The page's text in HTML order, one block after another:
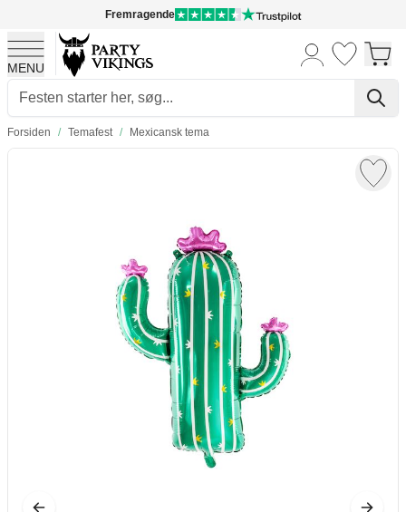
Fremragende
MENU
Skip to Content
Forsiden / Temafest / Mexicansk tema